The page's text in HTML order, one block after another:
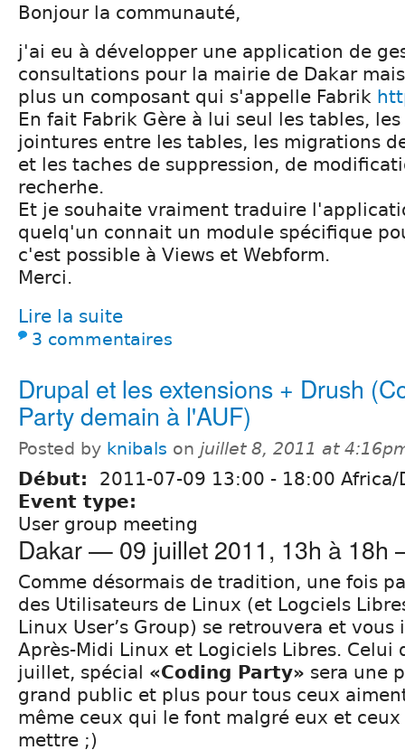
Bonjour la communauté,
j'ai eu à développer une application de
consultations pour la mairie de Dakar
plus un composant qui s'appelle Fabrik
En fait Fabrik Gère à lui seul les tables,
jointures entre les tables, les migrations
et les taches de suppression, de
recherhe.
Et je souhaite vraiment traduire
quelq'un connait un module spécifique
c'est possible à Views et Webform.
Merci.
Lire la suite
3 commentaires
Drupal et les extensions + Drush
Party demain à l'AUF)
Posted by knibals on juillet 8, 2011 at
Début: 2011-07-09 13:00 - 18:00 Africa/
Event type:
User group meeting
Dakar — 09 juillet 2011, 13h à 18h
Comme désormais de tradition, une fois
des Utilisateurs de Linux (et Logciels
Linux User’s Group) se retrouvera et
Après-Midi Linux et Logiciels Libres. Celui
juillet, spécial «Coding Party» sera une
grand public et plus pour tous ceux
même ceux qui le font malgré eux et ceux
mettre ;)